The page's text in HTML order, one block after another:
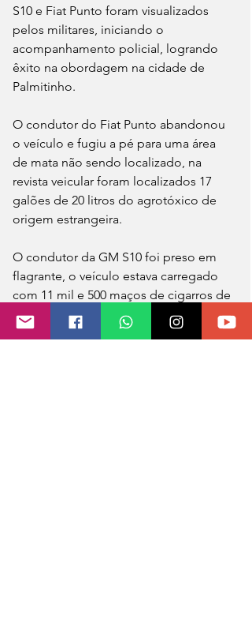
S10 e Fiat Punto foram visualizados
pelos militares, iniciando o
acompanhamento policial, logrando
êxito na obordagem na cidade de
Palmitinho.
O condutor do Fiat Punto abandonou
o veículo e fugiu a pé para uma área
de mata não sendo localizado, na
revista veicular foram localizados 17
galões de 20 litros do agrotóxico de
origem estrangeira.
O condutor da GM S10 foi preso em
flagrante, o veículo estava carregado
com 11 mil e 500 maços de cigarros de
origem estrangeira.